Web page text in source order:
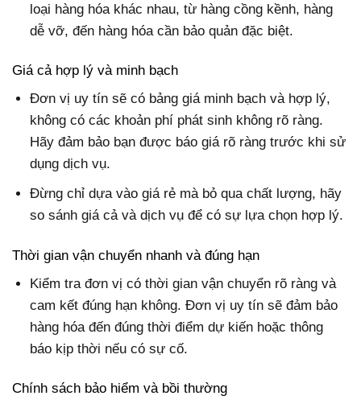
loại hàng hóa khác nhau, từ hàng cồng kềnh, hàng
dễ vỡ, đến hàng hóa cần bảo quản đặc biệt.
Giá cả hợp lý và minh bạch
Đơn vị uy tín sẽ có bảng giá minh bạch và hợp lý,
không có các khoản phí phát sinh không rõ ràng.
Hãy đảm bảo bạn được báo giá rõ ràng trước khi sử
dụng dịch vụ.
Đừng chỉ dựa vào giá rẻ mà bỏ qua chất lượng, hãy
so sánh giá cả và dịch vụ để có sự lựa chọn hợp lý.
Thời gian vận chuyển nhanh và đúng hạn
Kiểm tra đơn vị có thời gian vận chuyển rõ ràng và
cam kết đúng hạn không. Đơn vị uy tín sẽ đảm bảo
hàng hóa đến đúng thời điểm dự kiến hoặc thông
báo kịp thời nếu có sự cố.
Chính sách bảo hiểm và bồi thường